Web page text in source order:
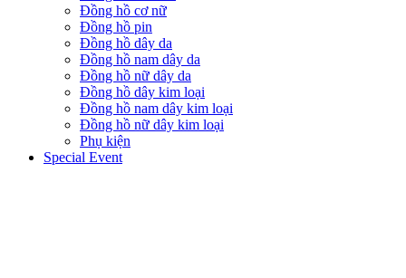
Đồng hồ cơ nữ
Đồng hồ pin
Đồng hồ dây da
Đồng hồ nam dây da
Đồng hồ nữ dây da
Đồng hồ dây kim loại
Đồng hồ nam dây kim loại
Đồng hồ nữ dây kim loại
Phụ kiện
Special Event